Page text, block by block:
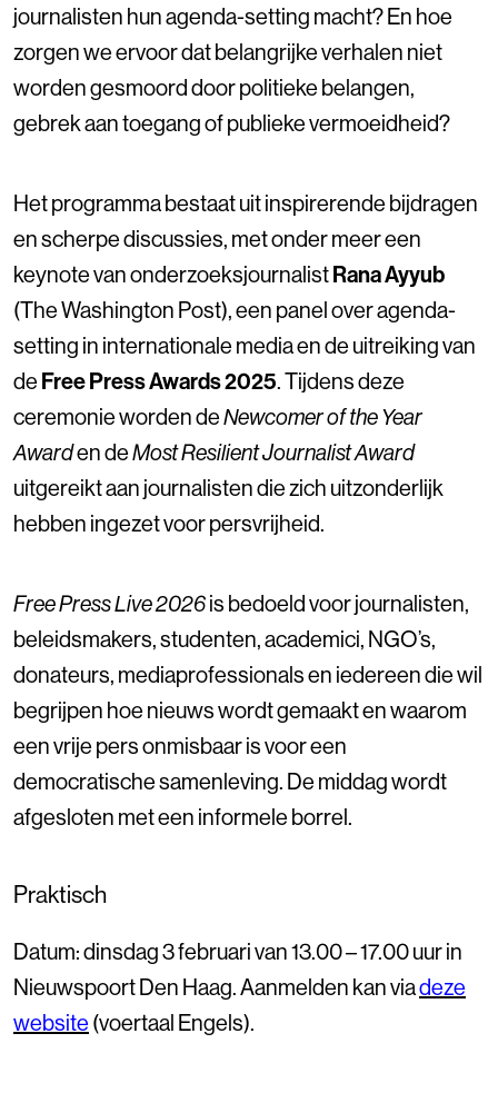
journalisten hun agenda-setting macht? En hoe
zorgen we ervoor dat belangrijke verhalen niet
worden gesmoord door politieke belangen,
gebrek aan toegang of publieke vermoeidheid?
Het programma bestaat uit inspirerende bijdragen
en scherpe discussies, met onder meer een
keynote van onderzoeksjournalistRana Ayyub
(The Washington Post), een panel over agenda-
setting in internationale media en de uitreiking van
deFree Press Awards 2025. Tijdens deze
ceremonie worden deNewcomer of the Year
Awarden deMost Resilient Journalist Award
uitgereikt aan journalisten die zich uitzonderlijk
hebben ingezet voor persvrijheid.
Free Press Live 2026is bedoeld voor journalisten,
beleidsmakers, studenten, academici, NGO’s,
donateurs, mediaprofessionals en iedereen die wil
begrijpen hoe nieuws wordt gemaakt en waarom
een vrije pers onmisbaar is voor een
democratische samenleving. De middag wordt
afgesloten met een informele borrel.
Praktisch
Datum: dinsdag 3 februari van 13.00 – 17.00 uur in
Nieuwspoort Den Haag. Aanmelden kan viadeze
website(voertaal Engels).